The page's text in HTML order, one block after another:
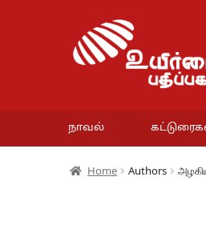
நாவல்
Home Authors